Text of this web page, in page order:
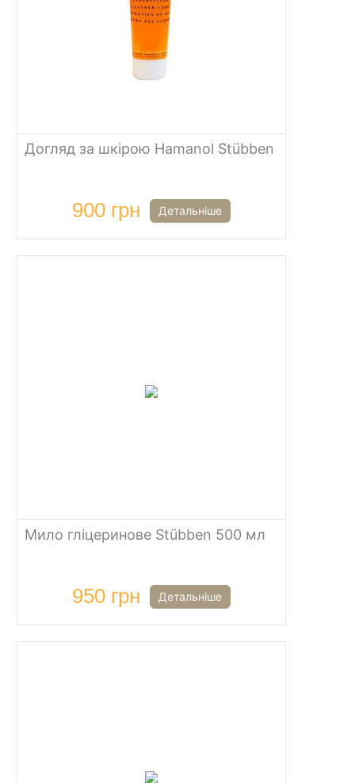
Догляд за шкірою Hamanol Stübben
900 грн Детальніше
Мило гліцеринове Stübben 500 мл
950 грн Детальніше